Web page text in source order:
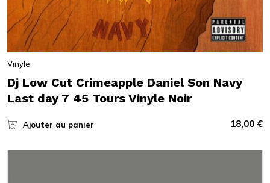
Vinyle
Dj Low Cut Crimeapple Daniel Son Navy
Last day 7 45 Tours Vinyle Noir
Ajouter au panier 18,00 €